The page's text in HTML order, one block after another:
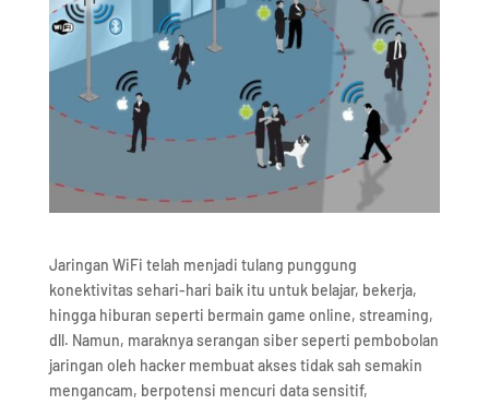
Jaringan WiFi telah menjadi tulang punggung
konektivitas sehari-hari baik itu untuk belajar, bekerja,
hingga hiburan seperti bermain game online, streaming,
dll. Namun, maraknya serangan siber seperti pembobolan
jaringan oleh hacker membuat akses tidak sah semakin
mengancam, berpotensi mencuri data sensitif,